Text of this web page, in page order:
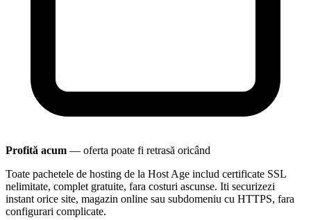
Profită acum — oferta poate fi retrasă oricând
Toate pachetele de hosting de la Host Age includ certificate SSL
nelimitate, complet gratuite, fara costuri ascunse. Iti securizezi
instant orice site, magazin online sau subdomeniu cu HTTPS, fara
configurari complicate.